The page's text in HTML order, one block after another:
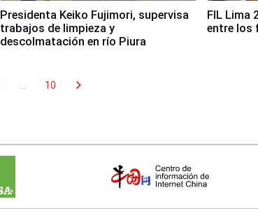
Presidenta Keiko Fujimori, supervisa
trabajos de limpieza y
descolmatación en río Piura
FIL Lima
entre los
10 chevron_right